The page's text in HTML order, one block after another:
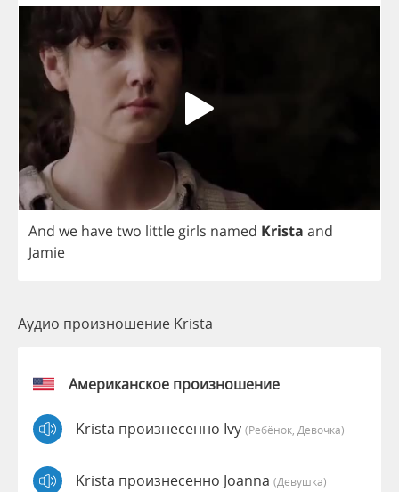
And we havetwo little girls named Krista and
Jamie
Аудио произношение Krista
Американское произношение
Krista произнесенно Ivy (Ребёнок, Девочка)
Krista произнесенно Joanna (девушка)